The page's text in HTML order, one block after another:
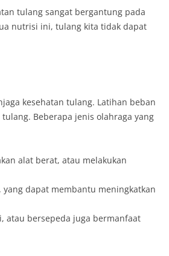
tulang sangat bergantung pada
nutrisi ini, tulang kita tidak dapat
kesehatan tulang. Latihan beban
Beberapa jenis olahraga yang
alat berat, atau melakukan
yang dapat membantu meningkatkan
atau bersepeda juga bermanfaat